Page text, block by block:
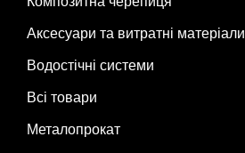
Аксесуари та витратні матеріали
Водостічні системи
Всі товари
Металопрокат